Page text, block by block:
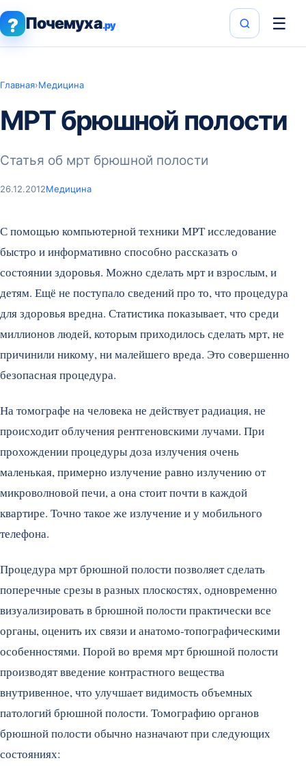
? Почемуха.ру ☰
Главная›Медицина
МРТ брюшной полости
Статья об мрт брюшной полости
26.12.2012Медицина
С помощью компьютерной техники МРТ исследование
быстро и информативно способно рассказать о
состоянии здоровья. Можно сделать мрт и взрослым, и
детям. Ещё не поступало сведений про то, что процедура
для здоровья вредна. Статистика показывает, что среди
миллионов людей, которым приходилось сделать мрт, не
причинили никому, ни малейшего вреда. Это совершенно
безопасная процедура.
На томографе на человека не действует радиация, не
происходит облучения рентгеновскими лучами. При
прохождении процедуры доза излучения очень
маленькая, примерно излучение равно излучению от
микроволновой печи, а она стоит почти в каждой
квартире. Точно такое же излучение и у мобильного
телефона.
Процедура мрт брюшной полости позволяет сделать
поперечные срезы в разных плоскостях, одновременно
визуализировать в брюшной полости практически все
органы, оценить их связи и анатомо-топографическими
особенностями. Порой во время мрт брюшной полости
производят введение контрастного вещества
внутривенное, что улучшает видимость объемных
патологий брюшной полости. Томографию органов
брюшной полости обычно назначают при следующих
состояниях: